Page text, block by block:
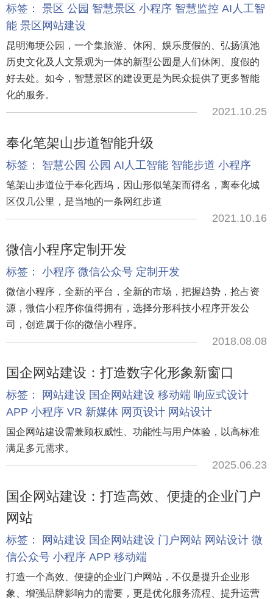
标签： 景区 公园 智慧景区 小程序 智慧监控 AI人工智
能 景区网站建设
昆明海埂公园，一个集旅游、休闲、娱乐度假的、弘扬滇池
历史文化及人文景观为一体的新型公园是人们休闲、度假的
好去处。如今，智慧景区的建设更是为民众提供了更多智能
化的服务。
2021.10.25
奉化笔架山步道智能升级
标签： 智慧公园 公园 AI人工智能 智能步道 小程序
笔架山步道位于奉化西坞，因山形似笔架而得名，离奉化城
区仅几公里，是当地的一条网红步道
2021.10.16
微信小程序定制开发
标签： 小程序 微信公众号 定制开发
微信小程序，全新的平台，全新的市场，把握趋势，抢占资
源，微信小程序你值得拥有，选择分形科技小程序开发公
司，创造属于你的微信小程序。
2018.08.08
国企网站建设：打造数字化形象新窗口
标签： 网站建设 国企网站建设 移动端 响应式设计
APP 小程序 VR 新媒体 网页设计 网站设计
国企网站建设需兼顾权威性、功能性与用户体验，以高标准
满足多元需求。
2025.06.23
国企网站建设：打造高效、便捷的企业门户
网站
标签： 网站建设 国企网站建设 门户网站 网站设计 微
信公众号 小程序 APP 移动端
打造一个高效、便捷的企业门户网站，不仅是提升企业形
象、增强品牌影响力的需要，更是优化服务流程、提升运营